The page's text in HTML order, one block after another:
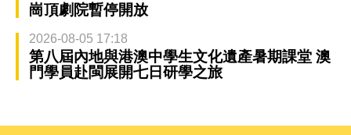
崗頂劇院暫停開放
2026-08-05 17:18
第八屆內地與港澳中學生文化遺產暑期課堂 澳
門學員赴閩展開七日研學之旅